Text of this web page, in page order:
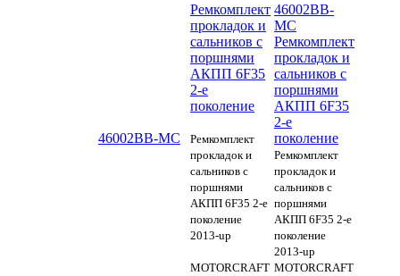
46002BB-MC
Ремкомплект
прокладок и
сальников с
поршнями
АКПП 6F35
2-е
поколение
Ремкомплект
прокладок и
сальников с
поршнями
АКПП 6F35 2-е
поколение
2013-up
MOTORCRAFT
46002BB-
MC
Ремкомплект
прокладок и
сальников с
поршнями
АКПП 6F35
2-е
поколение
Ремкомплект
прокладок и
сальников с
поршнями
АКПП 6F35 2-е
поколение
2013-up
MOTORCRAFT